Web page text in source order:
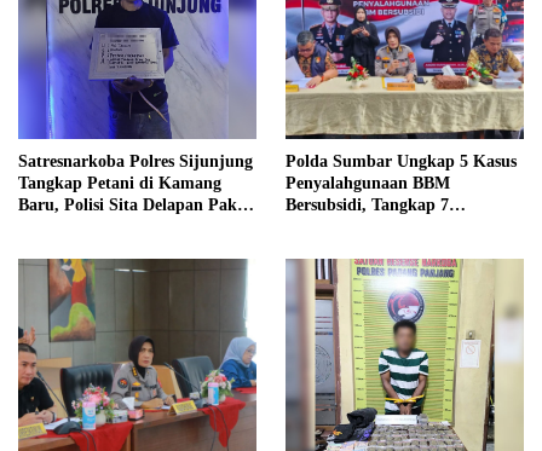
Satresnarkoba Polres Sijunjung
Tangkap Petani di Kamang
Baru, Polisi Sita Delapan Paket
Polda Sumbar Ungkap 5 Kasus
Penyalahgunaan BBM
Bersubsidi, Tangkap 7